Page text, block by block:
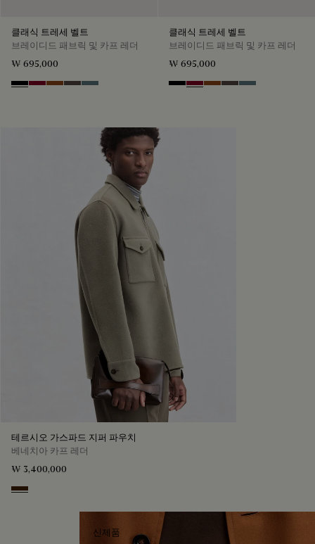
클래식 트레세 벨트
브레이디드 패브릭 및 카프 레더
₩ 695,000
BlackSaint Emilion Tri
Dark Toffee
GreyStone Denim
클래식 트레세 벨트
브레이디드 패브릭 및 카프 레더
₩ 695,000
BlackSaint Emilion Tri
Dark Toffee
GreyStone Denim
테르시오 가스파드 지퍼 파우치
베네치아 카프 레더
₩ 3,400,000
Marrone Intenso
신제품